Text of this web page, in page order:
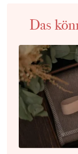
Das